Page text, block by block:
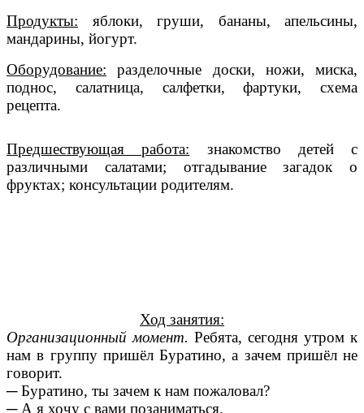
Продукты: яблоки, груши, бананы, апельсины,
мандарины, йогурт.
Оборудование: разделочные доски, ножи, миска,
поднос, салатница, салфетки, фартуки, схема
рецепта.
Предшествующая работа: знакомство детей с
различными салатами; отгадывание загадок о
фруктах; консультации родителям.
Ход занятия:
Организационный момент. Ребята, сегодня утром к
нам в группу пришёл Буратино, а зачем пришёл не
говорит.
─ Буратино, ты зачем к нам пожаловал?
─ А я хочу с вами позаниматься.